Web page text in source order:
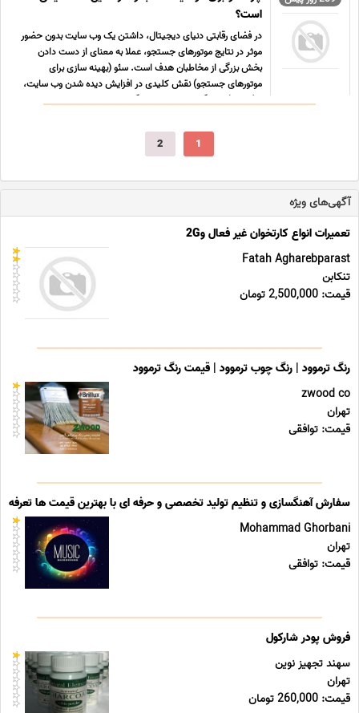
است؟
در فضای رقابتی دنیای دیجیتال، داشتن یک وب سایت بدون حضور
موثر در نتایج موتورهای جستجو، عملا به معنای از دست دادن
بخش بزرگی از مخاطبان هدف است. سئو (بهینه سازی برای
موتورهای جستجو) نقش کلیدی در افزایش دیده شدن وب سایت،
جذب ترافیک ارگانیک و ارتقای جایگاه برند ایفا می کند. سئو
1
2
آگهی‌های ویژه
تعمیرات انواع کارتخوان غیر فعال و2G
Fatah Agharebparast
تنکابن
قیمت: 2,500,000 تومان
رنگ ترموود | رنگ چوب ترموود | قیمت رنگ ترموود
zwood co
تهران
قیمت: توافقی
سفارش آهنگسازی و تنظیم تولید تخصصی و حرفه ای با بهترین قیمت ها تعرفه
Mohammad Ghorbani
تهران
قیمت: توافقی
فروش پودر شارکول
سهند تجهیز نوین
تهران
قیمت: 260,000 تومان